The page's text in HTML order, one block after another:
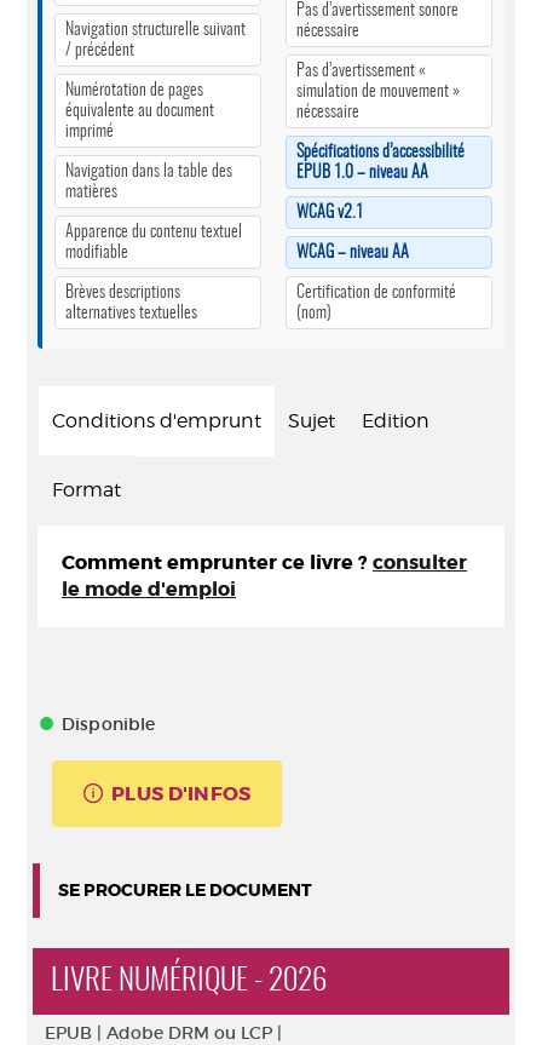
Navigation structurelle suivant
/ précédent
Numérotation de pages
équivalente au document
imprimé
Navigation dans la table des
matières
Apparence du contenu textuel
modifiable
Brèves descriptions
alternatives textuelles
Pas d’avertissement sonore
nécessaire
Pas d’avertissement «
simulation de mouvement »
nécessaire
Spécifications d’accessibilité
EPUB 1.0 – niveau AA
WCAG v2.1
WCAG – niveau AA
Certification de conformité
(nom)
Conditions d'emprunt Sujet Edition
Format
Comment emprunter ce livre ? consulter
le mode d'emploi
Disponible
PLUS D'INFOS
SE PROCURER LE DOCUMENT
LIVRE NUMÉRIQUE - 2026
EPUB | Adobe DRM ou LCP |